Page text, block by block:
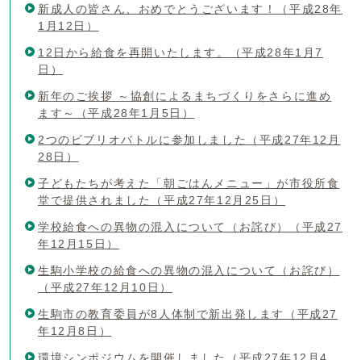
新成人の皆さん、おめでとうございます！（平成28年
1月12日）
12日から給食を再開いたします。（平成28年1月7
日）
新年のご挨拶 ～協創によるまちづくりをさらに進め
ます～（平成28年1月5日）
2つのビブリオバトルに参加しました（平成27年12月
28日）
子どもたちが考えた「朝ごはんメニュー」が市役所食
堂で提供されました（平成27年12月25日）
学校給食への異物の混入について（お詫び）（平成27
年12月15日）
生駒小学校の給食への異物の混入について（お詫び）
（平成27年12月10日）
生駒市の教育委員が8人体制で新出発します（平成27
年12月8日）